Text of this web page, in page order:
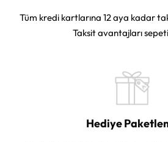
Tüm kredi kartlarına 12 aya kadar
Taksit avantajları
Hediye